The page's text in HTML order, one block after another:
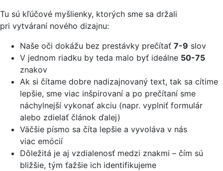
Tu sú kľúčové myšlienky, ktorých sme sa držali
pri vytváraní nového dizajnu:
Naše oči dokážu bez prestávky prečítať 7-9 slov
V jednom riadku by teda malo byť ideálne 50-75
znakov
Ak si čítame dobre nadizajnovaný text, tak sa cítime
lepšie, sme viac inšpirovaní a po prečítaní sme
náchylnejší vykonať akciu (napr. vyplniť formulár
alebo zdielať článok ďalej)
Väčšie písmo sa číta lepšie a vyvoláva v nás
viac emócií
Dôležitá je aj vzdialenosť medzi znakmi – čím sú
bližšie, tým ťažšie ich identifikujeme